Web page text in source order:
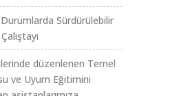
Durumlarda Sürdürülebilir
düzenlenen Temel
ve Uyum Eğitimini